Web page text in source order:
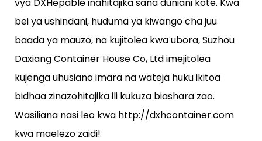
bei ya ushindani, huduma ya kiwango cha juu
baada ya mauzo, na kujitolea kwa ubora, Suzhou
Daxiang Container House Co, Ltd imejitolea
kujenga uhusiano imara na wateja huku ikitoa
bidhaa zinazohitajika ili kukuza biashara zao.
Wasiliana nasi leo kwa http://dxhcontainer.com
kwa maelezo zaidi!